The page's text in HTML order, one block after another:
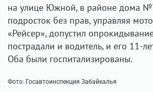
на улице Южной, в районе дома
подросток без прав, управляя
«Рейсер», допустил
пострадали и водитель, и его 11-
Оба были госпитализированы.
Фото: Госавтоинспекция Забайкалья